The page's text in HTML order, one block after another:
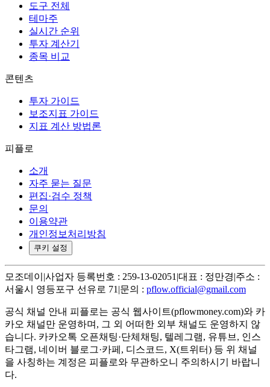
도구 전체
테마주
실시간 순위
투자 계산기
종목 비교
콘텐츠
투자 가이드
보조지표 가이드
지표 계산 방법론
피플로
소개
자주 묻는 질문
편집·검수 정책
문의
이용약관
개인정보처리방침
쿠키 설정
모조데이 |사업자 등록번호 : 259-13-02051 |대표 : 정만경|주소 :
서울시 영등포구 선유로 71 |문의 : pflow.official@gmail.com
공식 채널 안내 피플로는 공식 웹사이트(pflowmoney.com)와 카
카오 채널만 운영하며, 그 외 어떠한 외부 채널도 운영하지 않
습니다. 카카오톡 오픈채팅·단체채팅, 텔레그램, 유튜브, 인스
타그램, 네이버 블로그·카페, 디스코드, X(트위터) 등 위 채널
을 사칭하는 계정은 피플로와 무관하오니 주의하시기 바랍니
다.